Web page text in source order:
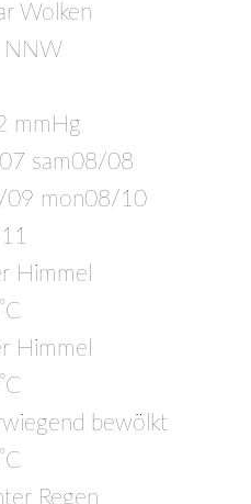
Wolken
NNW
mmHg
sam08/08
09 mon08/10
°C
°C
°C